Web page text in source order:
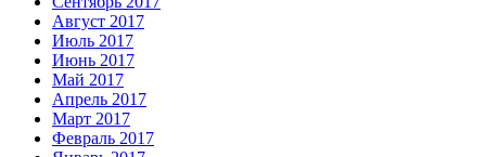
Август 2017
Июль 2017
Июнь 2017
Май 2017
Апрель 2017
Март 2017
Февраль 2017